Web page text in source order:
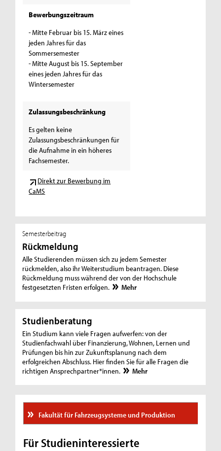
Bewerbungszeitraum
- Mitte Februar bis 15. März eines
jeden Jahres für das
Sommersemester
- Mitte August bis 15. September
eines jeden Jahres für das
Wintersemester
Zulassungsbeschränkung
Es gelten keine
Zulassungsbeschränkungen für
die Aufnahme in ein höheres
Fachsemester.
Direkt zur Bewerbung im
CaMS
Semesterbeitrag
Rückmeldung
Alle Studierenden müssen sich zu jedem Semester
rückmelden, also ihr Weiterstudium beantragen. Diese
Rückmeldung muss während der von der Hochschule
festgesetzten Fristen erfolgen.
Mehr
Studienberatung
Ein Studium kann viele Fragen aufwerfen: von der
Studienfachwahl über Finanzierung, Wohnen, Lernen und
Prüfungen bis hin zur Zukunftsplanung nach dem
erfolgreichen Abschluss. Hier finden Sie für alle Fragen die
richtigen Ansprechpartner*innen.
Mehr
Fakultät für Fahrzeugsysteme und Produktion
Für Studieninteressierte